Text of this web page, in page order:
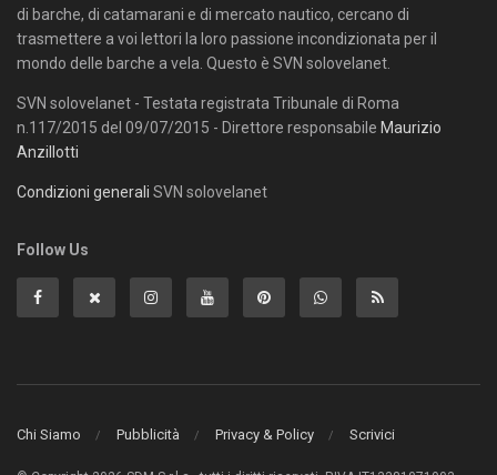
di barche, di catamarani e di mercato nautico, cercano di
trasmettere a voi lettori la loro passione incondizionata per il
mondo delle barche a vela. Questo è SVN solovelanet.
SVN solovelanet - Testata registrata Tribunale di Roma
n.117/2015 del 09/07/2015 - Direttore responsabile Maurizio
Anzillotti
Condizioni generali SVN solovelanet
Follow Us
Chi Siamo Pubblicità Privacy & Policy Scrivici